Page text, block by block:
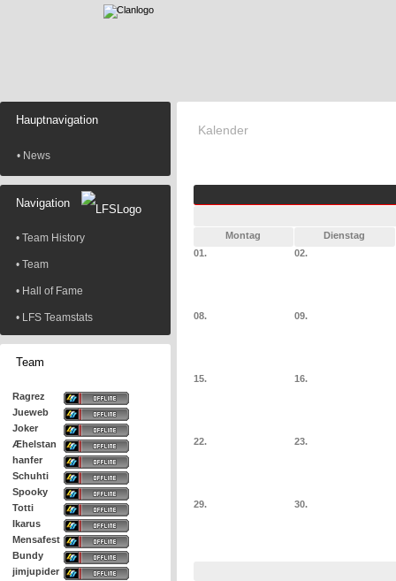
Hauptnavigation
• News
Navigation
• Team History
• Team
• Hall of Fame
• LFS Teamstats
Team
Ragrez
Jueweb
Joker
Æhelstan
hanfer
Schuhti
Spooky
Totti
Ikarus
Mensafest
Bundy
jimjupider
Kalender
Montag
Dienstag
01.
02.
08. 09.
15. 16.
22. 23.
29. 30.